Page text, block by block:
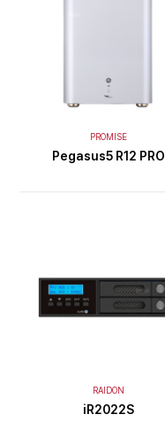
PROMISE
Pegasus5 R12 PRO
RAIDON
iR2022S